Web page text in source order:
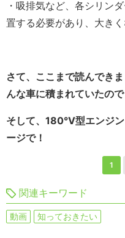
・吸排気など、各シリン
置する必要があり、大きく
さて、ここまで読んでき
んな車に積まれていたの
そして、180°V型エンジ
ージで！
1
関連キーワード
動画 知っておきたい